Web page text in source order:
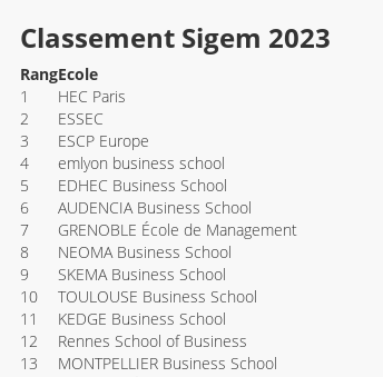
Classement Sigem 2023
RangEcole
1
HEC Paris
2
ESSEC
3
ESCP Europe
4
emlyon business school
5
EDHEC Business School
6
AUDENCIA Business School
7
GRENOBLE École de Management
8
NEOMA Business School
9
SKEMA Business School
10
TOULOUSE Business School
11
KEDGE Business School
12
Rennes School of Business
13
MONTPELLIER Business School